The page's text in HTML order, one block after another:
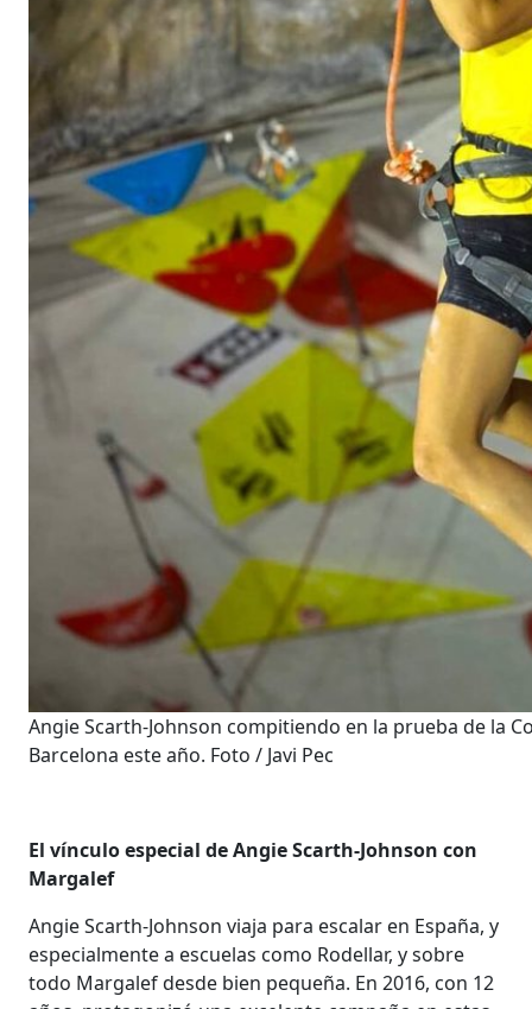
Angie Scarth-Johnson compitiendo en la prueba de la
Barcelona este año. Foto / Javi Pec
El vínculo especial de Angie Scarth-Johnson con
Margalef
Angie Scarth-Johnson viaja para escalar en España, y
especialmente a escuelas como Rodellar, y sobre
todo Margalef desde bien pequeña. En 2016, con 12